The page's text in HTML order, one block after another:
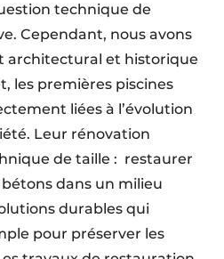
technique de
Cependant, nous avons
architectural et historique
les premières piscines
liées à l’évolution
Leur rénovation
de taille : restaurer
dans un milieu
durables qui
pour préserver les